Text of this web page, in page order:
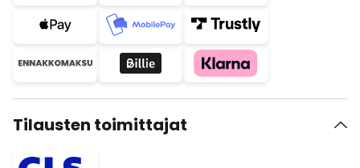
Tilausten toimittajat